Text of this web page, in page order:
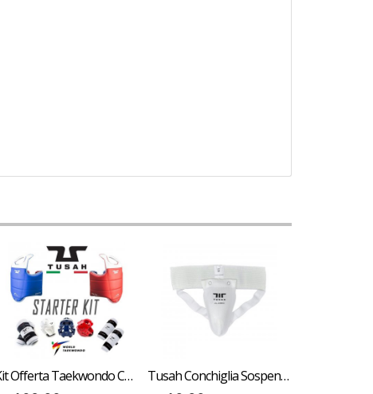
Kit Offerta Taekwondo Corpetto Parabraccia Paratibia Caschetto Tusah Omologato WT WTF Tusah Conchiglia Sospensorio in Cotone per allenamento Karate, Taekwondo, Boxe bambini e adulti